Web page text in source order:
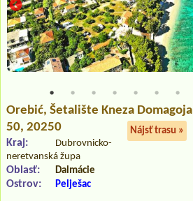
Orebić, Šetalište Kneza Domagoja
50, 20250
Nájsť trasu »
Kraj:
Dubrovnicko-
neretvanská župa
Oblasť: Dalmácie
Ostrov: Pelješac